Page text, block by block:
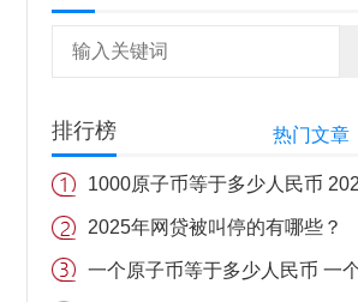
排行榜 热门文章
2025年网贷被叫停的有哪些？